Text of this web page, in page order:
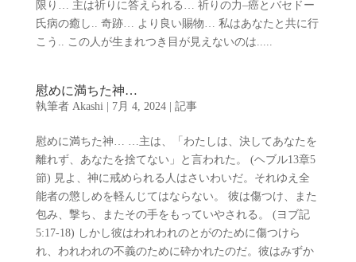
限り… 主は祈りに答えられる… 祈りの力–癌とバセドー
氏病の癒し.. 奇跡… より良い賜物… 私はあなたと共に行
こう.. この人が生まれつき目が見えないのは.....
慰めに満ちた神…
執筆者 Akashi 7月 4, 2024| 記事
慰めに満ちた神… …主は、「わたしは、決してあなたを
離れず、あなたを捨てない」と言われた。 (ヘブル13章5
節) 見よ、神に戒められる人はさいわいだ。それゆえ全
能者の懲しめを軽んじてはならない。 彼は傷つけ、また
包み、撃ち、またその手をもっていやされる。 (ヨブ記
5:17-18) しかし彼はわれわれのとがのために傷つけら
れ、われわれの不義のために砕かれたのだ。彼はみずか